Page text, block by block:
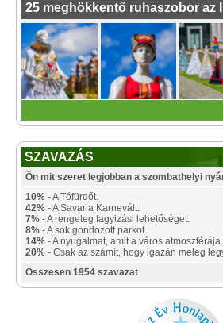
25 meghökkentő ruhaszobor az
SZAVAZÁS
Ön mit szeret legjobban a szombathelyi
10% - A Tófürdőt.
42% - A Savaria Karnevált.
7% - A rengeteg fagyizási lehetőséget.
8% - A sok gondozott parkot.
14% - A nyugalmat, amit a város atmoszférája
20% - Csak az számít, hogy igazán meleg
Összesen 1954 szavazat